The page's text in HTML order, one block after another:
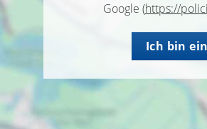
Google (https://
Ich bin